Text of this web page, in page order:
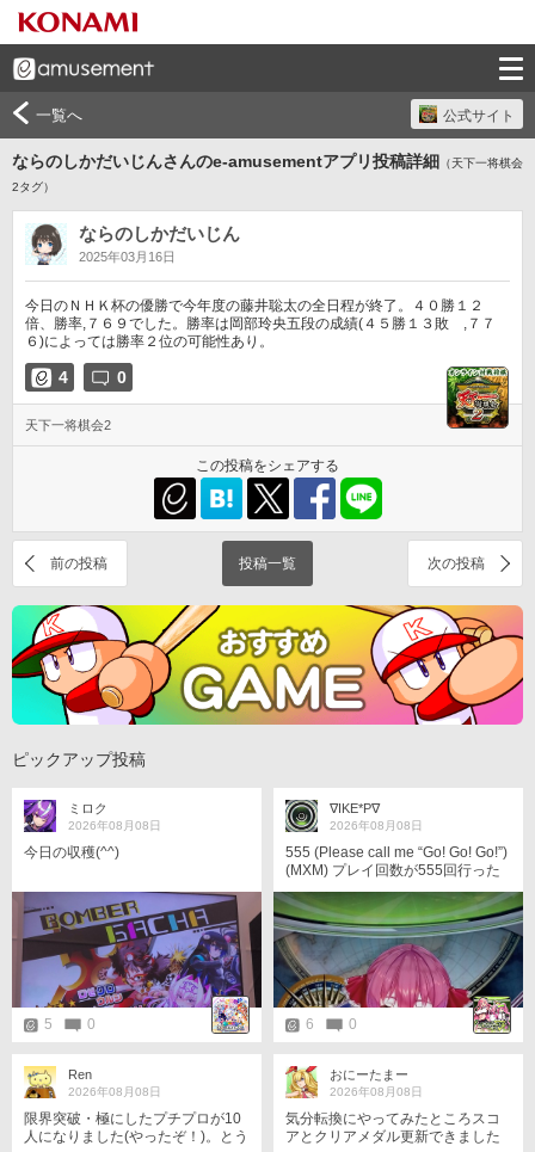
一覧へ 公式サイト
ならのしかだいじんさんのe-amusementアプリ投稿詳細 （天下一将棋会
2タグ）
ならのしかだいじん
2025年03月16日
今日のＮＨＫ杯の優勝で今年度の藤井聡太の全日程が終了。４０勝１２
倍、勝率,７６９でした。勝率は岡部玲央五段の成績(４５勝１３敗　,７７
６)によっては勝率２位の可能性あり。
4 0
天下一将棋会2
この投稿をシェアする
前の投稿 投稿一覧 次の投稿
ピックアップ投稿
ミロク
2026年08月08日
今日の収穫(^^)
5 0
∇IKE*P∇
2026年08月08日
555 (Please call me “Go! Go! Go!”)
(MXM) プレイ回数が555回行った
から選んだけど…もう1回やりたい
とは思えない譜面してた。(☆19.1
でもない) んまぁ、やる前から察し
てたけどな😒 絶対ラクリマの方が
簡単。
6 0
Ren
2026年08月08日
限界突破・極にしたプチプロが10
人になりました(やったぞ！)。とう
おにーたまー
2026年08月08日
気分転換にやってみたところスコ
アとクリアメダル更新できました